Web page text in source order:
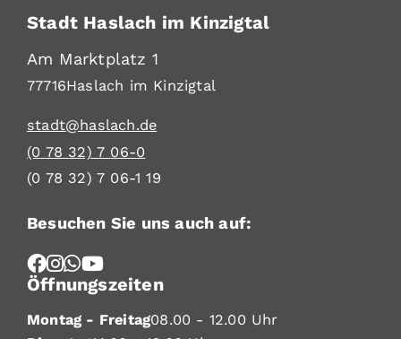
Stadt Haslach im Kinzigtal
Am Marktplatz 1
77716Haslach im Kinzigtal
stadt@haslach.de
(0 78 32) 7 06-0
(0 78 32) 7 06-1 19
Besuchen Sie uns auch auf:
Öffnungszeiten
Montag - Freitag08.00 - 12.00 Uhr